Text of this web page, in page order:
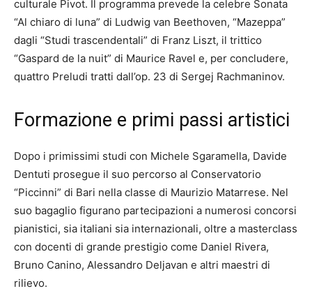
culturale Pivot. Il programma prevede la celebre Sonata
“Al chiaro di luna” di Ludwig van Beethoven, “Mazeppa”
dagli “Studi trascendentali” di Franz Liszt, il trittico
“Gaspard de la nuit” di Maurice Ravel e, per concludere,
quattro Preludi tratti dall’op. 23 di Sergej Rachmaninov.
Formazione e primi passi artistici
Dopo i primissimi studi con Michele Sgaramella, Davide
Dentuti prosegue il suo percorso al Conservatorio
“Piccinni” di Bari nella classe di Maurizio Matarrese. Nel
suo bagaglio figurano partecipazioni a numerosi concorsi
pianistici, sia italiani sia internazionali, oltre a masterclass
con docenti di grande prestigio come Daniel Rivera,
Bruno Canino, Alessandro Deljavan e altri maestri di
rilievo.